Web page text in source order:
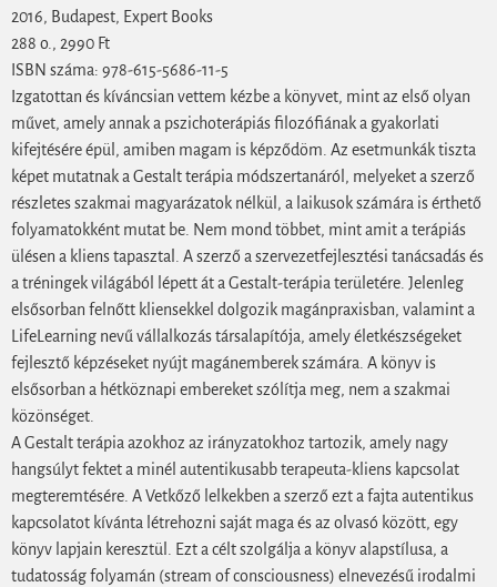
2016, Budapest, Expert Books
288 o., 2990 Ft
ISBN száma: 978-615-5686-11-5
Izgatottan és kíváncsian vettem kézbe a könyvet, mint az első olyan
művet, amely annak a pszichoterápiás filozófiának a gyakorlati
kifejtésére épül, amiben magam is képződöm. Az esetmunkák tiszta
képet mutatnak a Gestalt terápia módszertanáról, melyeket a szerző
részletes szakmai magyarázatok nélkül, a laikusok számára is érthető
folyamatokként mutat be. Nem mond többet, mint amit a terápiás
ülésen a kliens tapasztal. A szerző a szervezetfejlesztési tanácsadás és
a tréningek világából lépett át a Gestalt-terápia területére. Jelenleg
elsősorban felnőtt kliensekkel dolgozik magánpraxisban, valamint a
LifeLearning nevű vállalkozás társalapítója, amely életkészségeket
fejlesztő képzéseket nyújt magánemberek számára. A könyv is
elsősorban a hétköznapi embereket szólítja meg, nem a szakmai
közönséget.
A Gestalt terápia azokhoz az irányzatokhoz tartozik, amely nagy
hangsúlyt fektet a minél autentikusabb terapeuta-kliens kapcsolat
megteremtésére. A Vetkőző lelkekben a szerző ezt a fajta autentikus
kapcsolatot kívánta létrehozni saját maga és az olvasó között, egy
könyv lapjain keresztül. Ezt a célt szolgálja a könyv alapstílusa, a
tudatosság folyamán (stream of consciousness) elnevezésű irodalmi